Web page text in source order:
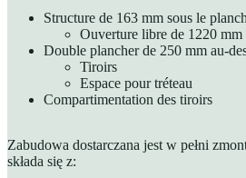
Structure de 163 mm sous le
Ouverture libre de 1220 mm
Double plancher de 250 mm au-
Tiroirs
Espace pour tréteau
Compartimentation des tiroirs
Zabudowa dostarczana jest w pełni
składa się z: